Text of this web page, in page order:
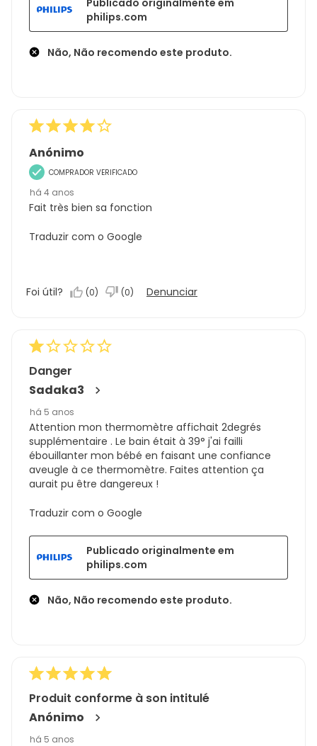
Não, Não recomendo este produto.
philips.com
Anónimo
COMPRADOR VERIFICADO
há 4 anos
Fait très bien sa fonction
Traduzir com o Google
Foi útil? (0) (0) Denunciar
Danger
Sadaka3
há 5 anos
Attention mon thermomètre affichait 2degrés
supplémentaire . Le bain était à 39° j'ai failli
ébouillanter mon bébé en faisant une confiance
aveugle à ce thermomètre. Faites attention ça
aurait pu être dangereux !
Traduzir com o Google
Não, Não recomendo este produto.
Publicado originalmente em
philips.com
Produit conforme à son intitulé
Anónimo
há 5 anos